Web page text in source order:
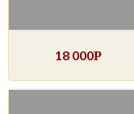
18 000Р